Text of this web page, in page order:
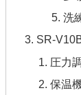
洗
SR-
圧力
保温